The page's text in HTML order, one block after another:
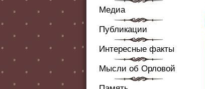
Медиа
Публикации
Интересные факты
Мысли об Орловой